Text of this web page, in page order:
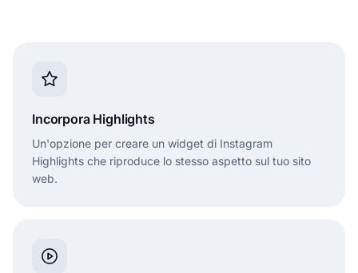
Incorpora Highlights
Un'opzione per creare un widget di Instagram
Highlights che riproduce lo stesso aspetto sul tuo sito
web.